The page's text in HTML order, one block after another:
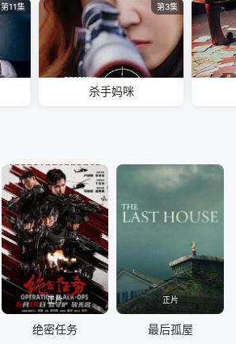
第11集 第3集
杀手妈咪
正片
绝密任务
正片
最后孤屋